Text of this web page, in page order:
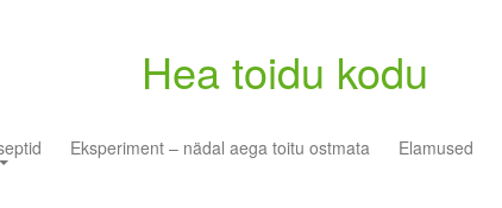
Hea toidu kodu
Eksperiment – nädal aega toitu ostmata Elamused